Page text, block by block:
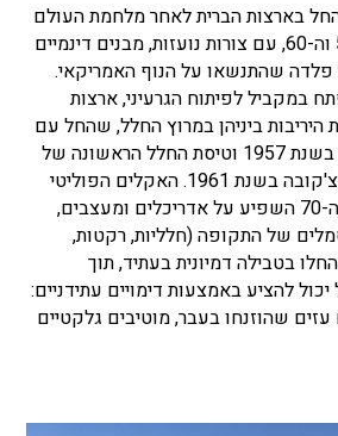
בארצות הברית לאחר מלחמת העולם
ה-2 ופרח בשנות ה-50 וה-60, עם צורות נועזות, מבנים דינמיים
פלדה שהתנשאו על הנוף האמריקאי.
במקביל לפיתוח הגרעיני, ארצות
היריבות ביניהן במרוץ החלל, שהחל עם
שיגור הלוויין ספוטניק בשנת 1957 וטיסת החלל הראשונה של
יורי גגארין וולנטינה טרצ'קובה בשנת 1961. האקלים הפוליטי
בין שנות ה-50 לשנות ה-70 השפיע על אדריכלים ומעצבים,
של התקופה (חלליות, רקטות,
החלו בטבילה דמיונית בעתיד, תוך
להציע באמצעות דימויים עתידניים:
שהוזנחו בעבר, מוטיבים גלקטיים